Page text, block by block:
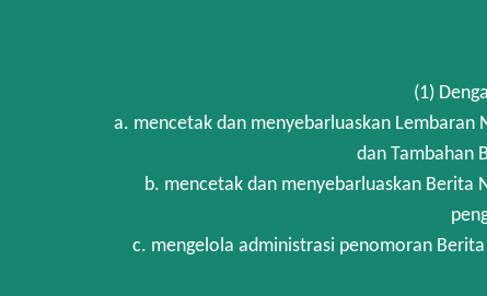
(1)
a. mencetak dan menyebarluaskan Lembaran
dan Tambahan
b. mencetak dan menyebarluaskan Berita
c. mengelola administrasi penomoran